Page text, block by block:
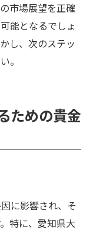
市場展望を正確
能となるでしょ
し、次のステッ
。
ための貴金
に影響され、そ
特に、愛知県大